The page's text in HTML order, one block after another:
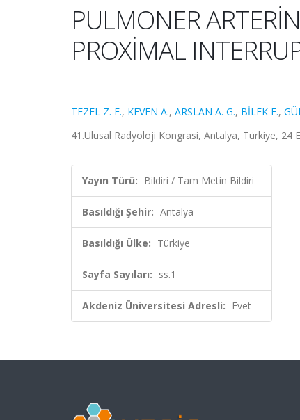
PULMONER
PROXİMAL
TEZEL Z. E., KEVEN A., ARSLAN A. G., BİLEK E.,
41.Ulusal Radyoloji Kongrasi, Antalya, Türkiye, 24
Yayın Türü: Bildiri / Tam Metin Bildiri
Basıldığı Şehir: Antalya
Basıldığı Ülke: Türkiye
Sayfa Sayıları: ss.1
Akdeniz Üniversitesi Adresli: Evet